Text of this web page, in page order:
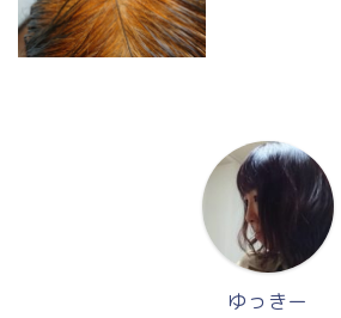
ゆっきー